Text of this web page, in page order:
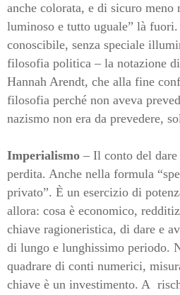
anche colorata, e di sicuro meno
luminoso e tutto uguale” là
conoscibile, senza speciale
filosofia politica – la notazione
Hannah Arendt, che alla fine
filosofia perché non aveva
nazismo non era da prevedere,
Imperialismo – Il conto del dare
perdita. Anche nella formula
privato”. È un esercizio di
allora: cosa è economico,
chiave ragioneristica, di dare e
di lungo e lunghissimo periodo.
quadrare di conti numerici,
chiave è un investimento. A